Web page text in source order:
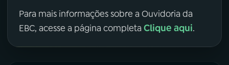
Para mais informações sobre a Ouvidoria da
EBC, acesse a página completa Clique aqui.